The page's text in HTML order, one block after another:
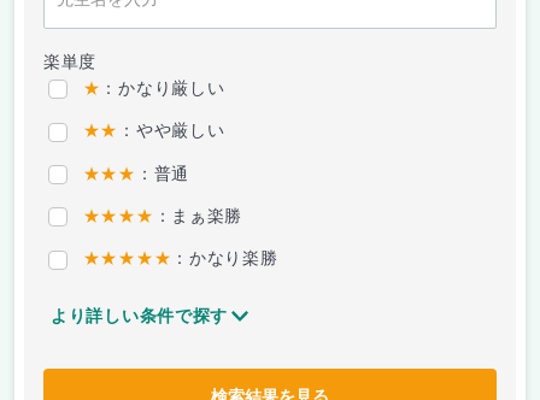
楽単度
★ ：かなり厳しい
★★ ：やや厳しい
★★★ ：普通
★★★★ ：まぁ楽勝
★★★★★ ：かなり楽勝
より詳しい条件で探す